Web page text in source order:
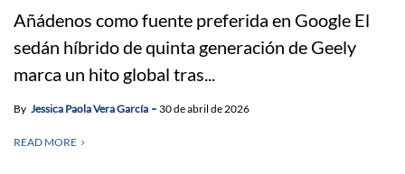
Añádenos como fuente preferida en Google El
sedán híbrido de quinta generación de Geely
marca un hito global tras...
By Jessica Paola Vera García 30 de abril de 2026
READ MORE